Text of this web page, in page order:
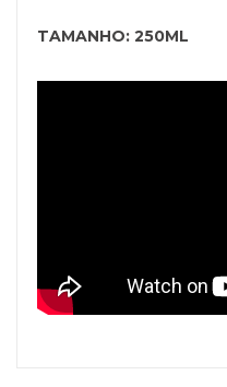
TAMANHO: 250ML